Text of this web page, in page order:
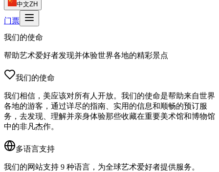
中文ZH
门票
我们的使命
帮助艺术爱好者发现并体验世界各地的精彩景点
我们的使命
我们相信，美应该对所有人开放。我们的使命是帮助来自世界
各地的游客，通过详尽的指南、实用的信息和顺畅的预订服
务，去发现、理解并亲身体验那些收藏在重要美术馆和博物馆
中的非凡杰作。
多语言支持
我们的网站支持 9 种语言，为全球艺术爱好者提供服务。